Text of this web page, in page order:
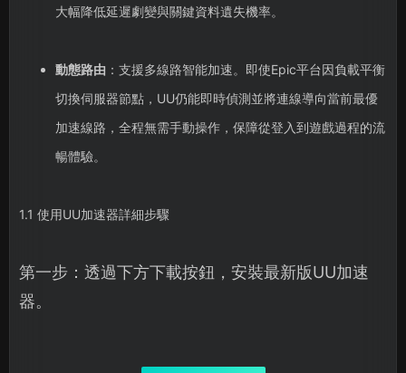
大幅降低延遲劇變與關鍵資料遺失機率。
動態路由 ：支援多線路智能加速。即使Epic平台因負載平衡
切換伺服器節點，UU仍能即時偵測並將連線導向當前最優
加速線路，全程無需手動操作，保障從登入到遊戲過程的流
暢體驗。
1.1 使用UU加速器詳細步驟
第一步：透過下方下載按鈕，安裝最新版UU加速
器。